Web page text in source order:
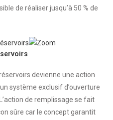
de réaliser jusqu’à 50 % de
devienne une action
système exclusif d’ouverture
de remplissage se fait
sûre car le concept garantit